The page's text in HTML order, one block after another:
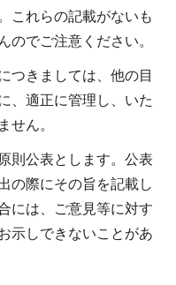
これらの記載がないも
のでご注意ください。
つきましては、他の目
、適正に管理し、いた
せん。
則公表とします。公表
の際にその旨を記載し
には、ご意見等に対す
示しできないことがあ